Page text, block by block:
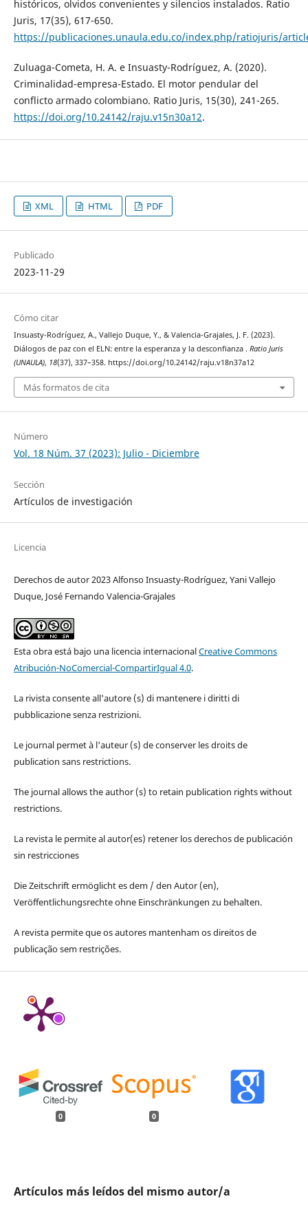
históricos, olvidos convenientes y silencios instalados. Ratio
Juris, 17(35), 617-650.
https://publicaciones.unaula.edu.co/index.php/ratiojuris/
Zuluaga-Cometa, H. A. e Insuasty-Rodríguez, A. (2020).
Criminalidad-empresa-Estado. El motor pendular del
conflicto armado colombiano. Ratio Juris, 15(30), 241-265.
https://doi.org/10.24142/raju.v15n30a12.
XML HTML PDF
Publicado
2023-11-29
Cómo citar
Insuasty-Rodríguez, A., Vallejo Duque, Y., & Valencia-Grajales, J. F. (2023).
Diálogos de paz con el ELN: entre la esperanza y la desconfianza . Ratio Juris
(UNAULA), 18(37), 337–358. https://doi.org/10.24142/raju.v18n37a12
Más formatos de cita
Número
Vol. 18 Núm. 37 (2023): Julio - Diciembre
Sección
Artículos de investigación
Licencia
Derechos de autor 2023 Alfonso Insuasty-Rodríguez, Yani Vallejo
Duque, José Fernando Valencia-Grajales
Esta obra está bajo una licencia internacionalCreative Commons
Atribución-NoComercial-CompartirIgual 4.0.
La rivista consente all'autore (s) di mantenere i diritti di
pubblicazione senza restrizioni.
Le journal permet à l'auteur (s) de conserver les droits de
publication sans restrictions.
The journal allows the author (s) to retain publication rights without
restrictions.
La revista le permite al autor(es) retener los derechos de publicación
sin restricciones
Die Zeitschrift ermöglicht es dem / den Autor (en),
Veröffentlichungsrechte ohne Einschränkungen zu behalten.
A revista permite que os autores mantenham os direitos de
publicação sem restrições.
0 0
Artículos más leídos del mismo autor/a